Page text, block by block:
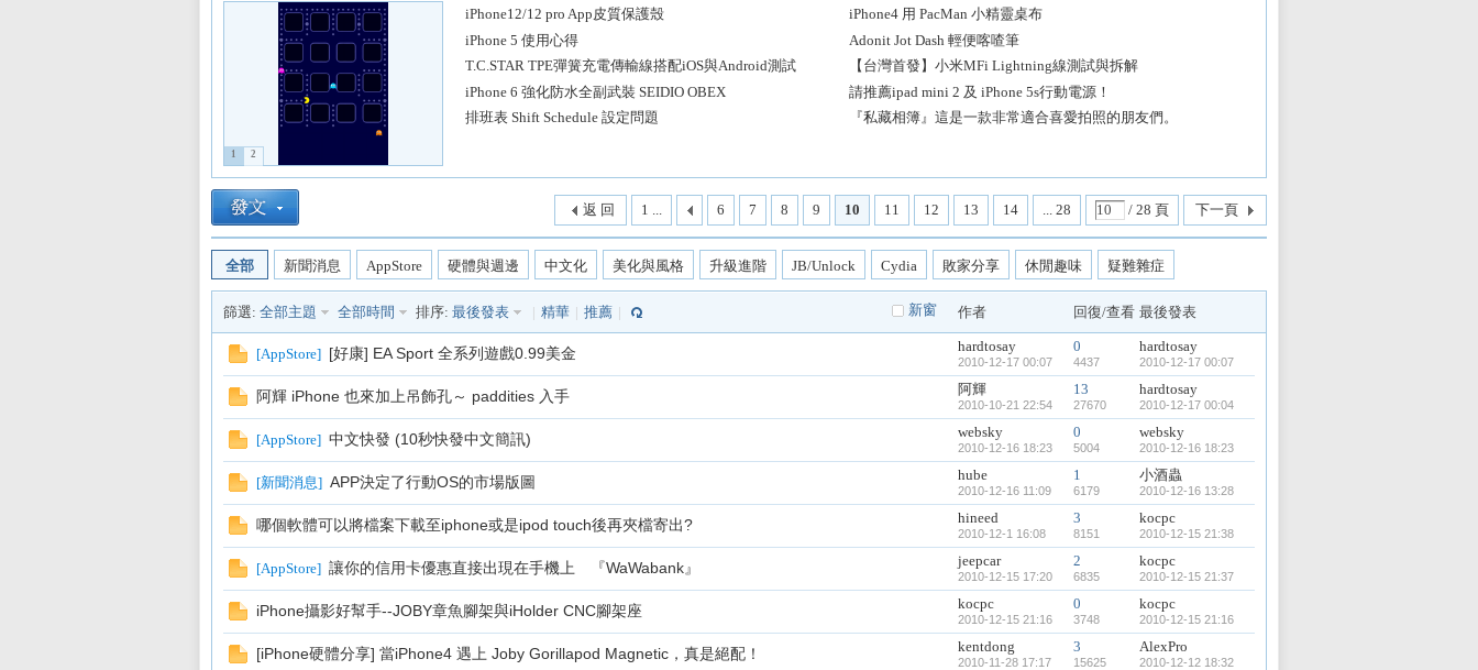
Mi
1 2
iPhone12/12 pro App皮質保護殼
iPhone4 用 PacMan 小精靈桌布
iPhone 5 使用心得
Adonit Jot Dash 輕便喀喳筆
T.C.STAR TPE彈簧充電傳輸線搭配iOS與Android測試
【台灣首發】小米MFi Lightning線測試與拆解
iPhone 6 強化防水全副武裝 SEIDIO OBEX
請推薦ipad mini 2 及 iPhone 5s行動電源！
排班表 Shift Schedule 設定問題
『私藏相簿』這是一款非常適合喜愛拍照的朋友們。
1 ... 6 7 8 9 10 11 12 13 14 ... 28 / 28 頁 下一頁
返 回
全部 新聞消息 AppStore 硬體與週邊 中文化 美化與風格 升級進階 JB/Unlock Cydia 敗家分享 休閒趣味 疑難雜症
新窗
篩選: 全部主題 全部時間 排序: 最後發表 | 精華 | 推薦 | 作者 回復/查看 最後發表
[AppStore] [好康] EA Sport 全系列遊戲0.99美金 hardtosay
2010-12-17 00:07
0
4437
hardtosay
2010-12-17 00:07
阿輝 iPhone 也來加上吊飾孔～ paddities 入手 阿輝
2010-10-21 22:54
13
27670
hardtosay
2010-12-17 00:04
[AppStore] 中文快發 (10秒快發中文簡訊) websky
2010-12-16 18:23
0
5004
websky
2010-12-16 18:23
[新聞消息] APP決定了行動OS的市場版圖 hube
2010-12-16 11:09
1
6179
小酒蟲
2010-12-16 13:28
哪個軟體可以將檔案下載至iphone或是ipod touch後再夾檔寄出? hineed
2010-12-1 16:08
3
8151
kocpc
2010-12-15 21:38
[AppStore] 讓你的信用卡優惠直接出現在手機上 『WaWabank』 jeepcar
2010-12-15 17:20
2
6835
kocpc
2010-12-15 21:37
iPhone攝影好幫手--JOBY章魚腳架與iHolder CNC腳架座 kocpc
2010-12-15 21:16
0
3748
kocpc
2010-12-15 21:16
[iPhone硬體分享] 當iPhone4 遇上 Joby Gorillapod Magnetic，真是絕配！ kentdong
2010-11-28 17:17
3
15625
AlexPro
2010-12-12 18:32